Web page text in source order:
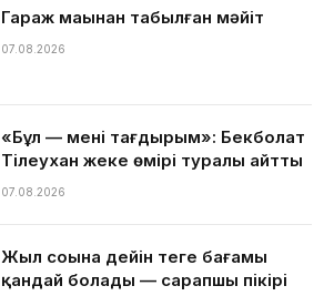
Гараж маңынан табылған мәйіт
07.08.2026
«Бұл — менің тағдырым»: Бекболат
Тілеухан жеке өмірі туралы айтты
07.08.2026
Жыл соңына дейін теңге бағамы
қандай болады — сарапшы пікірі